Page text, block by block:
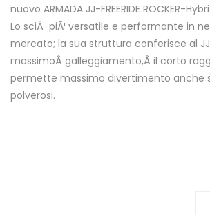
nuovo ARMADA JJ-FREERIDE ROCKER-
Lo sciÂ piÃ¹ versatile e performante in
mercato; la sua struttura conferisce al JJ
massimoÂ galleggiamento,Â il corto
permette massimo divertimento anche
polverosi.